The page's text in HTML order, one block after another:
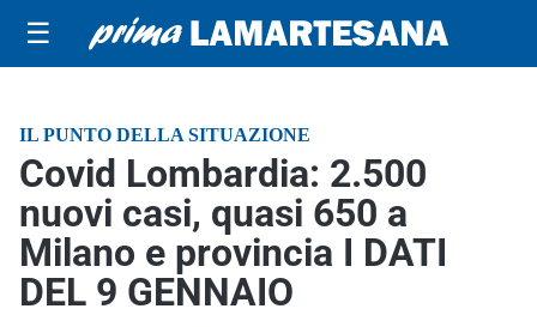
☰
IL PUNTO DELLA SITUAZIONE
Covid Lombardia: 2.500
nuovi casi, quasi 650 a
Milano e provincia I DATI
DEL 9 GENNAIO